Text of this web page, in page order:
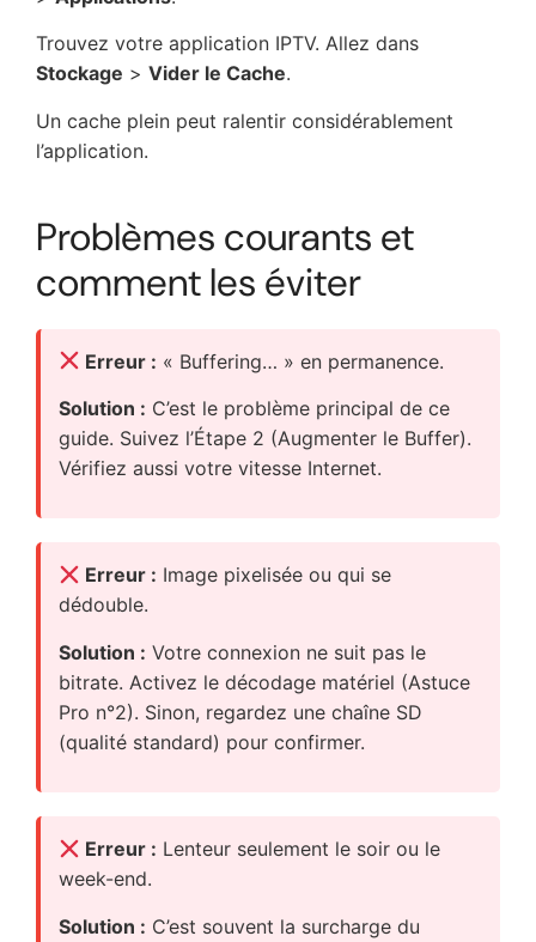
Trouvez votre application IPTV. Allez dans
Stockage > Vider le Cache.
Un cache plein peut ralentir considérablement
l’application.
Problèmes courants et
comment les éviter
Erreur : « Buffering… » en permanence.
Solution : C’est le problème principal de ce
guide. Suivez l’Étape 2 (Augmenter le Buffer).
Vérifiez aussi votre vitesse Internet.
Erreur : Image pixelisée ou qui se
dédouble.
Solution : Votre connexion ne suit pas le
bitrate. Activez le décodage matériel (Astuce
Pro n°2). Sinon, regardez une chaîne SD
(qualité standard) pour confirmer.
Erreur : Lenteur seulement le soir ou le
week-end.
Solution : C’est souvent la surcharge du